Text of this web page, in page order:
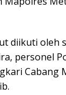
diikuti oleh
personel
Cabang